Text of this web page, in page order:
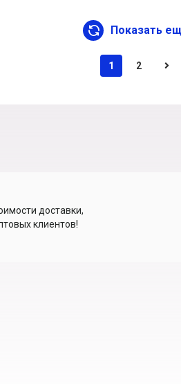
Показать
1 2
доставки,
клиентов!